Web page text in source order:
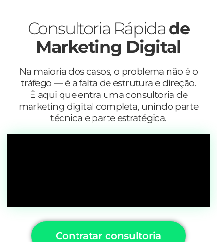
Consultoria Rápidade
Marketing Digital
Na maioria dos casos, o problema não é o
tráfego — é a falta de estrutura e direção.
É aqui que entra uma consultoria de
marketing digital completa, unindo parte
técnica e parte estratégica.
Contratar consultoria